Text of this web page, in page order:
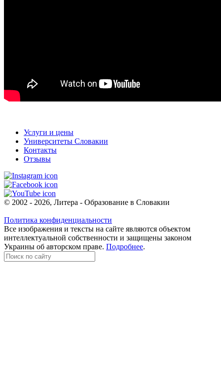
Услуги и цены
Университеты Словакии
Контакты
Отзывы
© 2002 - 2026, Литера - Образование в Словакии
Политика конфиденциальности
Все изображения и тексты на сайте являются объектом
интеллектуальной собственности и защищены законом
Украины об авторском праве. Подробнее.